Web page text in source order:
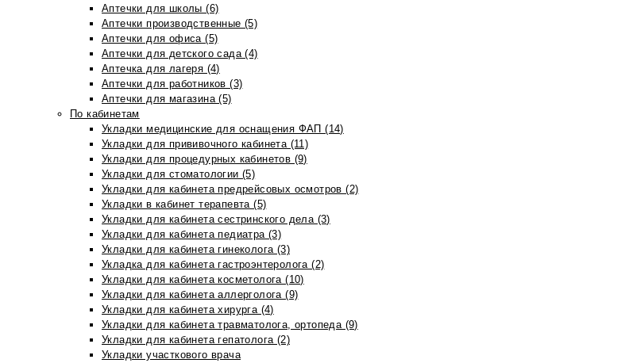
Аптечки для школы (6)
Аптечки производственные (5)
Аптечки для офиса (5)
Аптечки для детского сада (4)
Аптечка для лагеря (4)
Аптечки для работников (3)
Аптечки для магазина (5)
По кабинетам
Укладки медицинские для оснащения ФАП (14)
Укладки для прививочного кабинета (11)
Укладки для процедурных кабинетов (9)
Укладки для стоматологии (5)
Укладки для кабинета предрейсовых осмотров (2)
Укладки в кабинет терапевта (5)
Укладки для кабинета сестринского дела (3)
Укладки для кабинета педиатра (3)
Укладки для кабинета гинеколога (3)
Укладка для кабинета гастроэнтеролога (2)
Укладки для кабинета косметолога (10)
Укладки для кабинета аллерголога (9)
Укладки для кабинета хирурга (4)
Укладки для кабинета травматолога, ортопеда (9)
Укладки для кабинета гепатолога (2)
Укладки участкового врача